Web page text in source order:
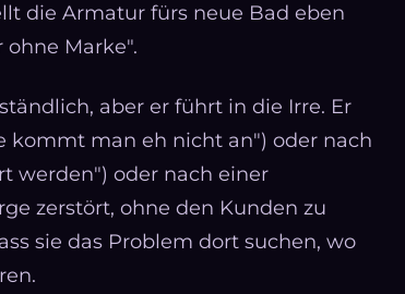
die Armatur fürs neue Bad eben
ohne Marke".
aber er führt in die Irre. Er
kommt man eh nicht an") oder nach
werden") oder nach einer
zerstört, ohne den Kunden zu
sie das Problem dort suchen, wo